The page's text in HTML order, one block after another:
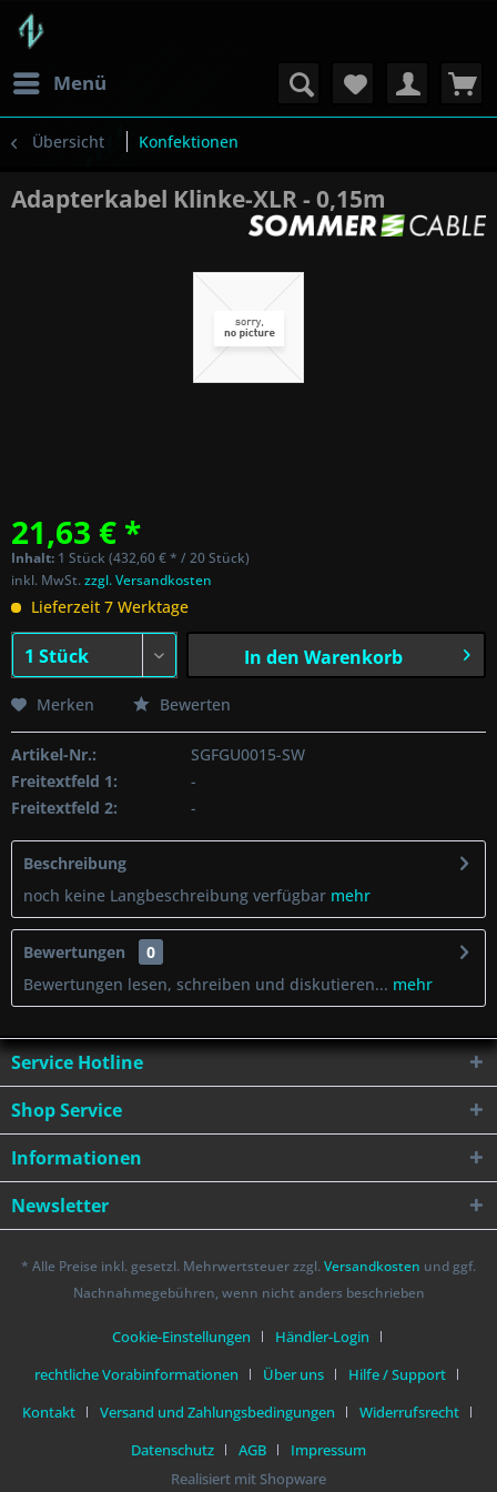
Menü
Übersicht Konfektionen
Adapterkabel Klinke-XLR - 0,15m
21,63 € *
Inhalt: 1 Stück (432,60 € * / 20 Stück)
inkl. MwSt.zzgl. Versandkosten
Lieferzeit 7 Werktage
In den Warenkorb
Merken Bewerten
Artikel-Nr.:
SGFGU0015-SW
Freitextfeld 1:
-
Freitextfeld 2:
-
Beschreibung
noch keine Langbeschreibung verfügbar mehr
Bewertungen
0
Bewertungen lesen, schreiben und diskutieren... mehr
Service Hotline
Shop Service
Informationen
Newsletter
* Alle Preise inkl. gesetzl. Mehrwertsteuer zzgl. Versandkosten und ggf.
Nachnahmegebühren, wenn nicht anders beschrieben
Cookie-Einstellungen
Händler-Login
rechtliche Vorabinformationen
Über uns
Hilfe / Support
Kontakt
Versand und Zahlungsbedingungen
Widerrufsrecht
Datenschutz
AGB
Impressum
Realisiert mit Shopware